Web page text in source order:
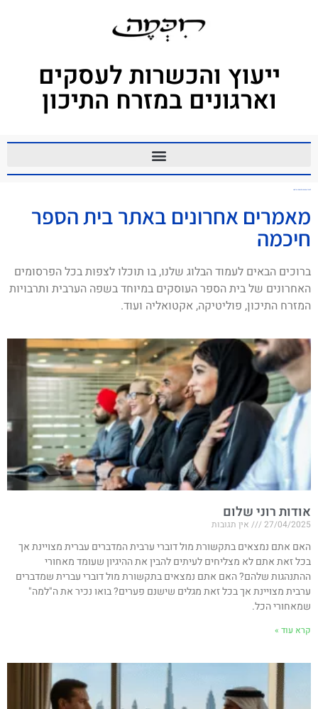
ייעוץ והכשרות לעסקים
וארגונים במזרח התיכון
לימוד ערבית מדוברת בוידאו
מאמרים אחרונים באתר בית הספר
חיכמה
ברוכים הבאים לעמוד הבלוג שלנו, בו תוכלו לצפות בכל הפרסומים
האחרונים של בית הספר העוסקים במיוחד בשפה הערבית ותרבויות
המזרח התיכון, פוליטיקה, אקטואליה ועוד.
אודות רוני שלום
27/04/2025 אין תגובות
האם אתם נמצאים בתקשורת מול דוברי ערבית המדברים עברית מצויינת אך
בכל זאת אתם לא מצליחים לעיתים להבין את ההיגיון שעומד מאחורי
ההתנהגות שלהם? האם אתם נמצאים בתקשורת מול דוברי עברית שמדברים
ערבית מצויינת אך בכל זאת מגלים שישנם פערים? בואו נכיר את ה"למה"
שמאחורי הכל.
קרא עוד »